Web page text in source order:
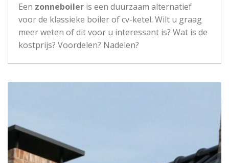
Een zonneboiler is een duurzaam alternatief
voor de klassieke boiler of cv-ketel. Wilt u graag
meer weten of dit voor u interessant is? Wat is de
kostprijs? Voordelen? Nadelen?